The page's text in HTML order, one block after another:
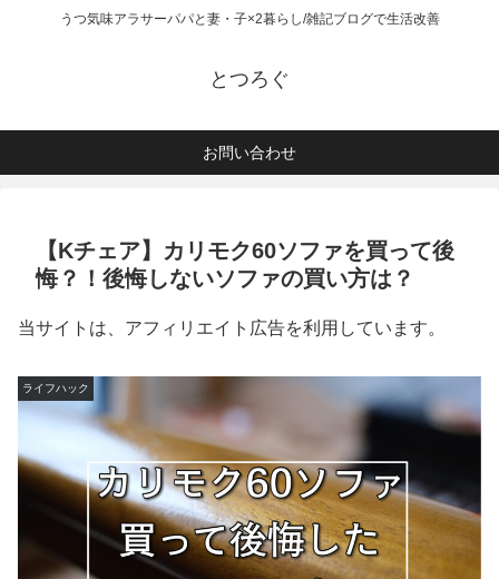
うつ気味アラサーパパと妻・子×2暮らし/雑記ブログで生活改善
とつろぐ
お問い合わせ
【Kチェア】カリモク60ソファを買って後
悔？！後悔しないソファの買い方は？
当サイトは、アフィリエイト広告を利用しています。
ライフハック